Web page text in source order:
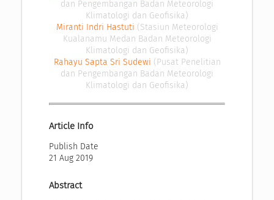
dan Pengembangan Badan Meteorologi
Klimatologi dan Geofisika)
Miranti Indri Hastuti (Stasiun Meteorologi
Kualanamu Medan Badan Meteorologi
Klimatologi dan Geofisika)
Rahayu Sapta Sri Sudewi (Pusat Penelitian
dan Pengembangan Badan Meteorologi
Klimatologi dan Geofisika)
Article Info
Publish Date
21 Aug 2019
Abstract